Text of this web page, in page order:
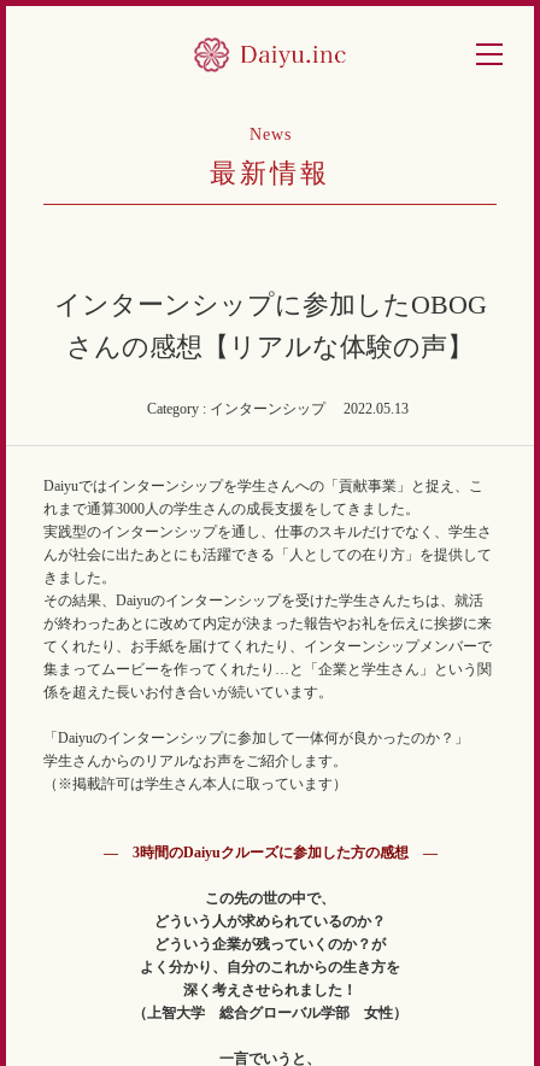
News
最新情報
インターンシップに参加したOBOG
さんの感想【リアルな体験の声】
Category : インターンシップ 2022.05.13
Daiyuではインターンシップを学生さんへの「貢献事業」と捉え、こ
れまで通算3000人の学生さんの成長支援をしてきました。
実践型のインターンシップを通し、仕事のスキルだけでなく、学生さ
んが社会に出たあとにも活躍できる「人としての在り方」を提供して
きました。
その結果、Daiyuのインターンシップを受けた学生さんたちは、就活
が終わったあとに改めて内定が決まった報告やお礼を伝えに挨拶に来
てくれたり、お手紙を届けてくれたり、インターンシップメンバーで
集まってムービーを作ってくれたり…と「企業と学生さん」という関
係を超えた長いお付き合いが続いています。
「Daiyuのインターンシップに参加して一体何が良かったのか？」
学生さんからのリアルなお声をご紹介します。
（※掲載許可は学生さん本人に取っています）
― 3時間のDaiyuクルーズに参加した方の感想 ―
この先の世の中で、
どういう人が求められているのか？
どういう企業が残っていくのか？が
よく分かり、自分のこれからの生き方を
深く考えさせられました！
（上智大学 総合グローバル学部 女性）
一言でいうと、